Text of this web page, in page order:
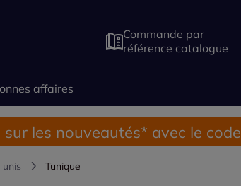
Commande par
référence catalogue
affaires
les nouveautés* avec le code
unis Tunique